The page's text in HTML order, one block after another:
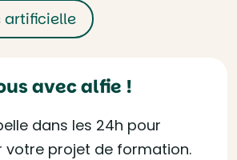
artificielle
avec alfie !
dans les 24h pour
votre projet de formation.